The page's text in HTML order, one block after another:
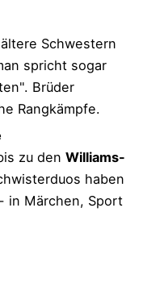
Schwestern
spricht sogar
Brüder
Rangkämpfe.
zu den Williams-
haben
in Märchen, Sport